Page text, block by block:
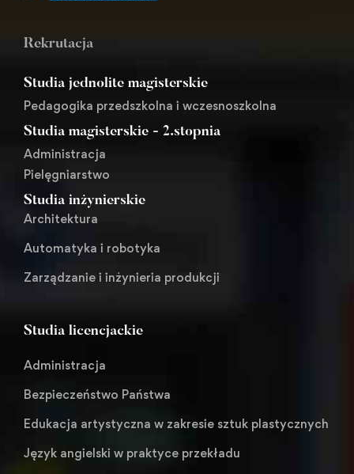
Rekrutacja
Studia jednolite magisterskie
Pedagogika przedszkolna i wczesnoszkolna
Studia magisterskie - 2.stopnia
Administracja
Pielęgniarstwo
Studia inżynierskie
Architektura
Automatyka i robotyka
Zarządzanie i inżynieria produkcji
Studia licencjackie
Administracja
Bezpieczeństwo Państwa
Edukacja artystyczna w zakresie sztuk plastycznych
Język angielski w praktyce przekładu